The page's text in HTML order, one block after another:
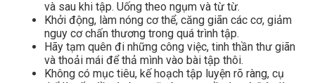
và sau khi tập. Uống theo ngụm và từ từ.
Khởi động, làm nóng cơ thể, căng giãn các cơ, giảm
nguy cơ chấn thương trong quá trình tập.
Hãy tạm quên đi những công việc, tinh thần thư giãn
và thoải mái để thả mình vào bài tập thôi.
Không có mục tiêu, kế hoạch tập luyện rõ ràng, cụ